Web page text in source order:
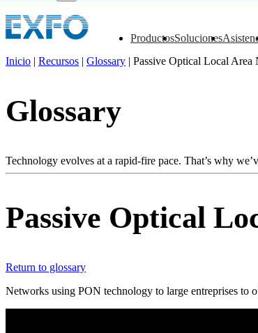
Productos
▼ Soluciones
▼ ▼
Productos
Soluciones
Cómo
Contacto
RegisterLogin
Corporate
Careers
Partners
Inicio | Recursos | Glossary | Passive Optical Local
Glossary
Technology evolves at a rapid-fire pace. That’s why
Passive Optical
Return to glossary
Networks using PON technology to large entreprises to